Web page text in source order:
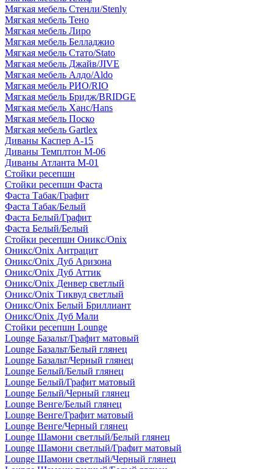
Мягкая мебель Стенли/Stenly
Мягкая мебель Тено
Мягкая мебель Лиро
Мягкая мебель Белладжио
Мягкая мебель Стато/Stato
Мягкая мебель Джайв/JIVE
Мягкая мебель Алдо/Aldo
Мягкая мебель РИО/RIO
Мягкая мебель Бридж/BRIDGE
Мягкая мебель Ханс/Hans
Мягкая мебель Поско
Мягкая мебель Gartlex
Диваны Каспер А-15
Диваны Темплтон М-06
Диваны Атланта М-01
Стойки ресепшн
Стойки ресепшн Фаста
Фаста Табак/Графит
Фаста Табак/Белый
Фаста Белый/Графит
Фаста Белый/Белый
Стойки ресепшн Оникс/Onix
Оникс/Onix Антрацит
Оникс/Onix Дуб Аризона
Оникс/Onix Дуб Аттик
Оникс/Onix Денвер светлый
Оникс/Onix Тиквуд светлый
Оникс/Onix Белый Бриллиант
Оникс/Onix Дуб Мали
Стойки ресепшн Lounge
Lounge Базальт/Графит матовый
Lounge Базальт/Белый глянец
Lounge Базальт/Черный глянец
Lounge Белый/Белый глянец
Lounge Белый/Графит матовый
Lounge Белый/Черный глянец
Lounge Венге/Белый глянец
Lounge Венге/Графит матовый
Lounge Венге/Черный глянец
Lounge Шамони светлый/Белый глянец
Lounge Шамони светлый/Графит матовый
Lounge Шамони светлый/Черный глянец